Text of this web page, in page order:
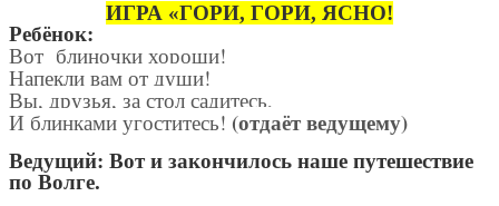
ИГРА «ГОРИ, ГОРИ, ЯСНО!
Ребёнок:
Вот блиночки хороши!
Напекли вам от души!
Вы, друзья, за стол садитесь,
И блинками угоститесь! (отдаёт ведущему)
Ведущий: Вот и закончилось наше путешествие
по Волге.